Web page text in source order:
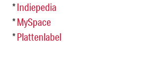
*Indiepedia
*MySpace
*Plattenlabel